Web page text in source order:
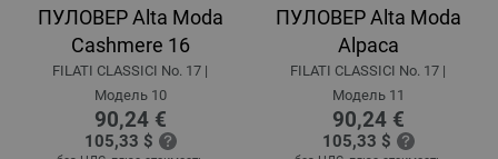
ПУЛОВЕР Alta Moda
Cashmere 16
FILATI CLASSICI No. 17 |
Модель 10
90,24 €
105,33 $
ПУЛОВЕР Alta Moda
Alpaca
FILATI CLASSICI No. 17 |
Модель 11
90,24 €
105,33 $